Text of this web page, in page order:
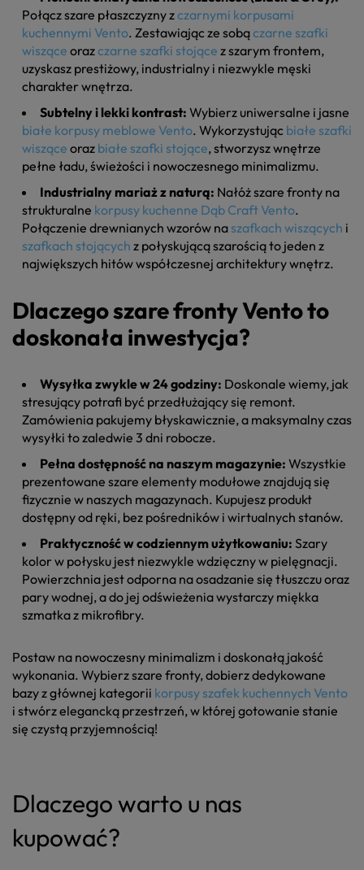
Połącz szare płaszczyzny zczarnymi korpusami
kuchennymi Vento. Zestawiając ze sobączarne szafki
wiszące orazczarne szafki stojące z szarym frontem,
uzyskasz prestiżowy, industrialny i niezwykle męski
charakter wnętrza.
Subtelny i lekki kontrast: Wybierz uniwersalne i jasne
białe korpusy meblowe Vento. Wykorzystując białe szafki
wiszące oraz białe szafki stojące, stworzysz wnętrze
pełne ładu, świeżości i nowoczesnego minimalizmu.
Industrialny mariaż z naturą: Nałóż szare fronty na
strukturalne korpusy kuchenne Dąb Craft Vento.
Połączenie drewnianych wzorów na szafkach wiszących i
szafkach stojących z połyskującą szarością to jeden z
największych hitów współczesnej architektury wnętrz.
Dlaczego szare fronty Vento to
doskonała inwestycja?
Wysyłka zwykle w 24 godziny: Doskonale wiemy, jak
stresujący potrafi być przedłużający się remont.
Zamówienia pakujemy błyskawicznie, a maksymalny czas
wysyłki to zaledwie 3 dni robocze.
Pełna dostępność na naszym magazynie: Wszystkie
prezentowane szare elementy modułowe znajdują się
fizycznie w naszych magazynach. Kupujesz produkt
dostępny od ręki, bez pośredników i wirtualnych stanów.
Praktyczność w codziennym użytkowaniu: Szary
kolor w połysku jest niezwykle wdzięczny w pielęgnacji.
Powierzchnia jest odporna na osadzanie się tłuszczu oraz
pary wodnej, a do jej odświeżenia wystarczy miękka
szmatka z mikrofibry.
Postaw na nowoczesny minimalizm i doskonałą jakość
wykonania. Wybierz szare fronty, dobierz dedykowane
bazy z głównej kategorii korpusy szafek kuchennych Vento
i stwórz elegancką przestrzeń, w której gotowanie stanie
się czystą przyjemnością!
Dlaczego warto u nas
kupować?